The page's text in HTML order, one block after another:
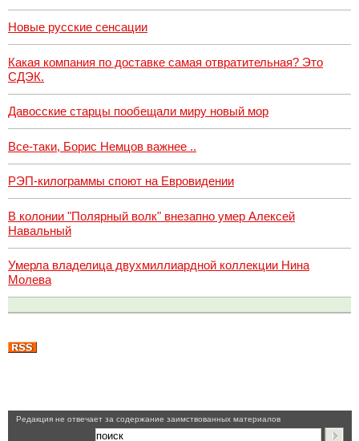
Новые русские сенсации
Какая компания по доставке самая отвратительная? Это
СДЭК.
Давосские старцы пообещали миру новый мор
Все-таки, Борис Немцов важнее ..
РЭП-килограммы споют на Евровидении
В колонии "Полярный волк" внезапно умер Алексей
Навальный
Умерла владелица двухмиллиардной коллекции Нина
Молева
Pедакция не отвечает за содержание заимствованных материалов